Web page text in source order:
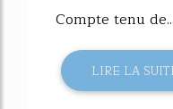
Compte tenu de...
LIRE LA